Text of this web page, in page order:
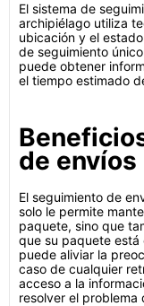
El sistema de
archipiélago utiliza
ubicación y el
de seguimiento
puede obtener
el tiempo estimado
de envíos
El seguimiento de
solo le permite
paquete, sino que
que su paquete
puede aliviar la
caso de cualquier
acceso a la
resolver el problema